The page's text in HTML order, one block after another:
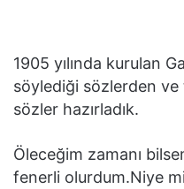
1905 yılında kurulan
söylediği sözlerden
sözler hazırladık.
Öleceğim zamanı
fenerli olurdum.Niye